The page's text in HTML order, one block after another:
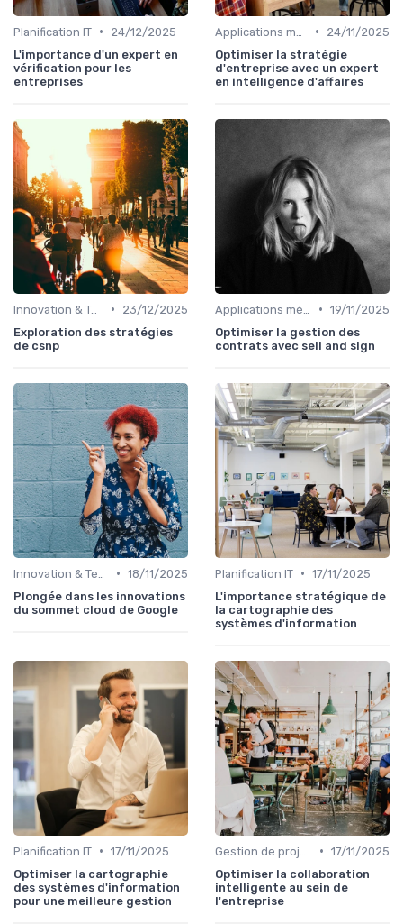
Planification IT •
24/12/2025
L'importance d'un expert en
vérification pour les
entreprises
•
24/11/2025
Optimiser la stratégie
d'entreprise avec un expert
en intelligence d'affaires
Innovation & Tendances •
23/12/2025
Exploration des stratégies
de csnp
• 19/11/2025
Optimiser la gestion des
contrats avec sell and sign
• 18/11/2025
Plongée dans les innovations
du sommet cloud de Google
Planification IT • 17/11/2025
L'importance stratégique de
la cartographie des
systèmes d'information
Planification IT • 17/11/2025
Optimiser la cartographie
des systèmes d'information
pour une meilleure gestion
• 17/11/2025
Optimiser la collaboration
intelligente au sein de
l'entreprise